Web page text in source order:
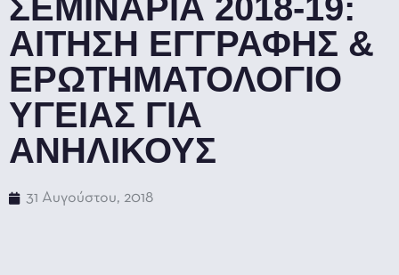
ΑΙΤΗΣΗ ΕΓΓΡΑΦΗΣ &
ΕΡΩΤΗΜΑΤΟΛΟΓΙΟ
ΥΓΕΙΑΣ ΓΙΑ
ΑΝΗΛΙΚΟΥΣ
31 Αυγούστου, 2018